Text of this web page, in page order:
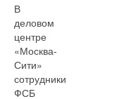
В
деловом
центре
«Москва-
Сити»
сотрудники
ФСБ